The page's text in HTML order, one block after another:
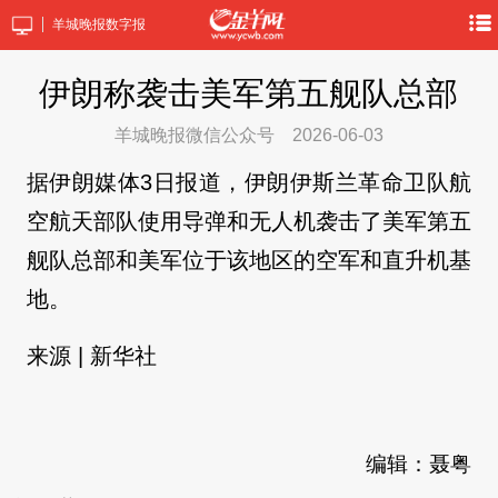
羊城晚报数字报
伊朗称袭击美军第五舰队总部
羊城晚报微信公众号 2026-06-03
据伊朗媒体3日报道，伊朗伊斯兰革命卫队航
空航天部队使用导弹和无人机袭击了美军第五
舰队总部和美军位于该地区的空军和直升机基
地。
来源 | 新华社
编辑：聂粤